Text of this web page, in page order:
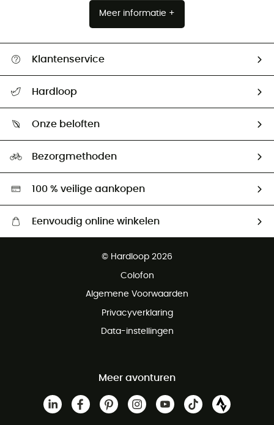
Meer informatie +
Klantenservice
Mijn zending volgen
Retourzendingen & Terugbetalingen
Hardloop
Ambassadeurs
Onze beloften
Hardgreen
Bezorgmethoden
100 % veilige aankopen
Eenvoudig online winkelen
Gratis retourneren binnen 100 dagen
© Hardloop 2026
Colofon
Algemene Voorwaarden
Privacyverklaring
Data-instellingen
Meer avonturen